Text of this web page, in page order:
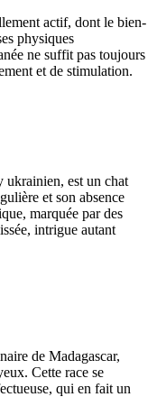
actif, dont le bien-
physiques
ne suffit pas toujours
et de stimulation.
est un chat
et son absence
marquée par des
intrigue autant
de Madagascar,
Cette race se
qui en fait un